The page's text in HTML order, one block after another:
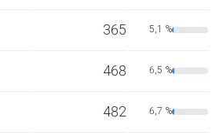
365 5,1 %
468 6,5 %
482 6,7 %